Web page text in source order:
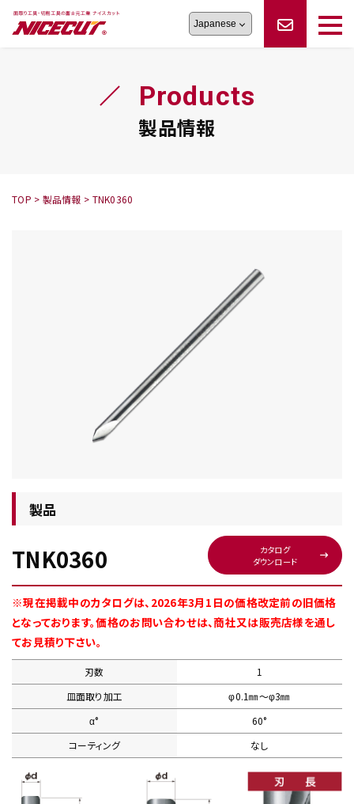
旋盤工具シリーズ
シリーズ
工具・部品一覧
生産終了品
オーダー品依頼
フェイス・ショルダーシリーズかんたんオーダー
トラブルシューティング
ロックピンの逆ジメに注意
Products
製品情報
TOP > 製品情報 > TNK0360
製品
TNK0360
カタログ
ダウンロード
※現在掲載中のカタログは、2026年3月1日の価格改定前の旧価格
となっております。価格のお問い合わせは、商社又は販売店様を通し
てお見積り下さい。
刃数
1
皿面取り加工
φ0.1㎜〜φ3㎜
α°
60°
コーティング
なし